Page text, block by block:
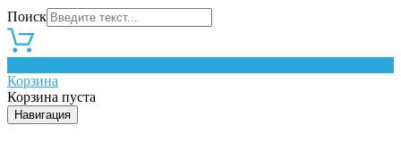
Поиск
Корзина
Корзина пуста
Навигация